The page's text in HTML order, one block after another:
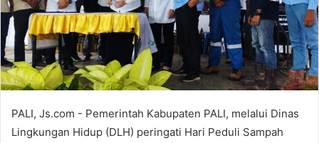
PALI, Js.com - Pemerintah Kabupaten PALI, melalui Dinas
Lingkungan Hidup (DLH) peringati Hari Peduli Sampah